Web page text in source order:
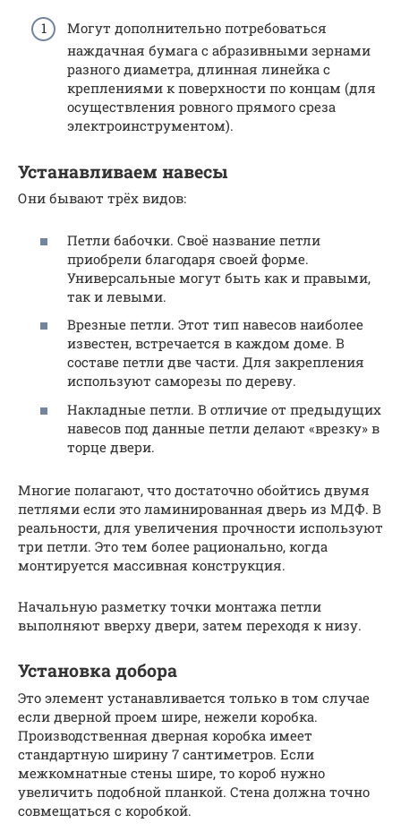
Могут дополнительно потребоваться
наждачная бумага с абразивными зернами
разного диаметра, длинная линейка с
креплениями к поверхности по концам (для
осуществления ровного прямого среза
электроинструментом).
Устанавливаем навесы
Они бывают трёх видов:
Петли бабочки. Своё название петли
приобрели благодаря своей форме.
Универсальные могут быть как и правыми,
так и левыми.
Врезные петли. Этот тип навесов наиболее
известен, встречается в каждом доме. В
составе петли две части. Для закрепления
используют саморезы по дереву.
Накладные петли. В отличие от предыдущих
навесов под данные петли делают «врезку» в
торце двери.
Многие полагают, что достаточно обойтись двумя
петлями если это ламинированная дверь из МДФ. В
реальности, для увеличения прочности используют
три петли. Это тем более рационально, когда
монтируется массивная конструкция.
Начальную разметку точки монтажа петли
выполняют вверху двери, затем переходя к низу.
Установка добора
Это элемент устанавливается только в том случае
если дверной проем шире, нежели коробка.
Производственная дверная коробка имеет
стандартную ширину 7 сантиметров. Если
межкомнатные стены шире, то короб нужно
увеличить подобной планкой. Стена должна точно
совмещаться с коробкой.